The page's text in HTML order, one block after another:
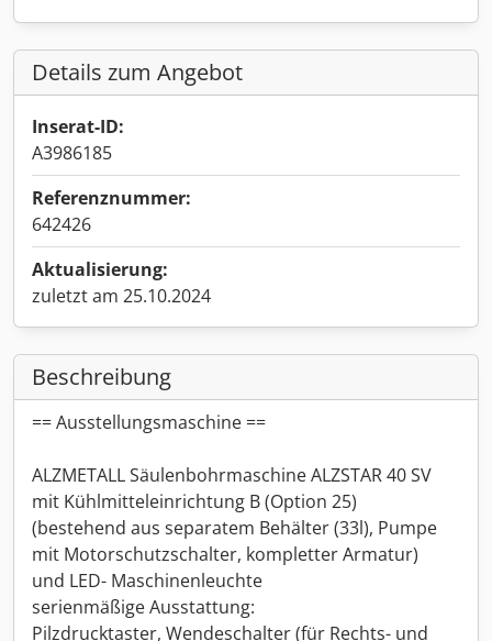
Details zum Angebot
Inserat-ID:
A3986185
Referenznummer:
642426
Aktualisierung:
zuletzt am 25.10.2024
Beschreibung
== Ausstellungsmaschine ==
ALZMETALL Säulenbohrmaschine ALZSTAR 40 SV
mit Kühlmitteleinrichtung B (Option 25)
(bestehend aus separatem Behälter (33l), Pumpe
mit Motorschutzschalter, kompletter Armatur)
und LED- Maschinenleuchte
serienmäßige Ausstattung:
Pilzdrucktaster, Wendeschalter (für Rechts- und